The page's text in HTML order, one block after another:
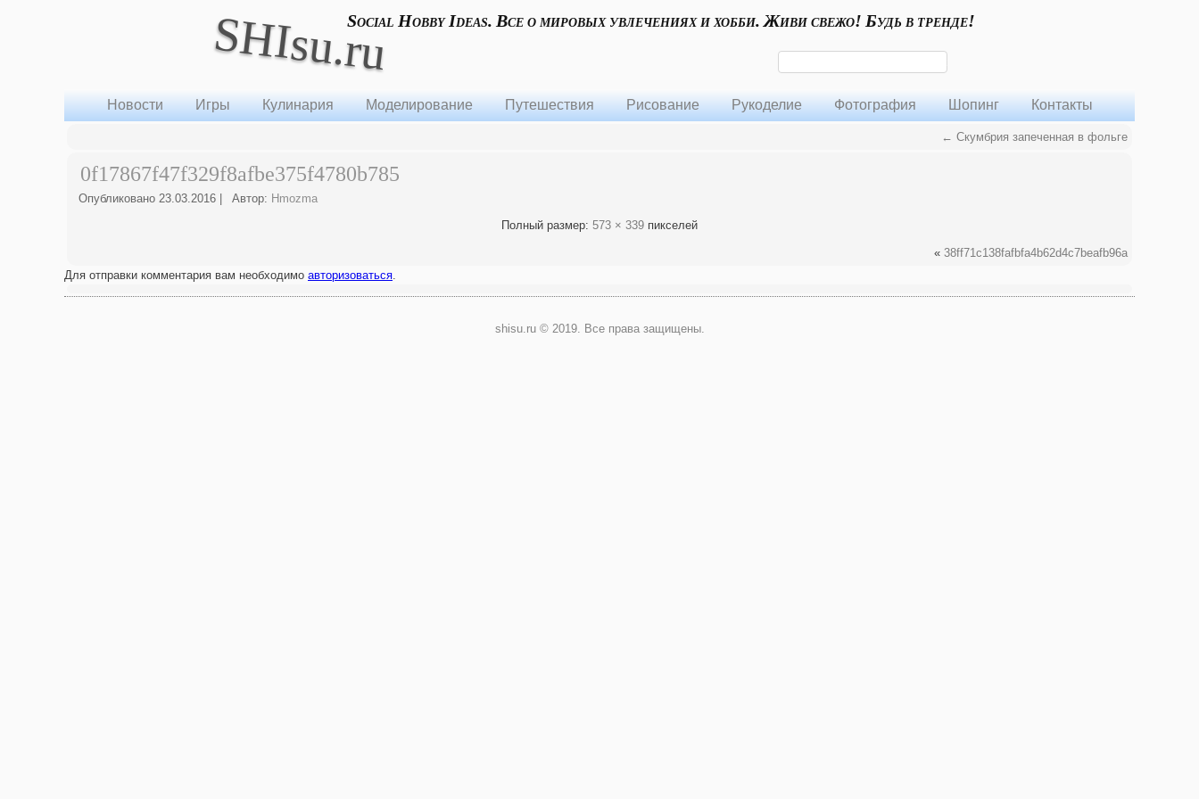
SHIsu.ruSocial Hobby Ideas. Все о мировых увлечениях и хобби. Живи свежо! Будь в тренде!
Новости Игры Кулинария Моделирование Путешествия Рисование Рукоделие Фотография Шопинг Контакты
← Скумбрия запеченная в фольге
0f17867f47f329f8afbe375f4780b785
Опубликовано 23.03.2016 Автор: Hmozma
Полный размер: 573 × 339 пикселей
« 38ff71c138fafbfa4b62d4c7beafb96a
Для отправки комментария вам необходимо авторизоваться.
shisu.ru © 2019. Все права защищены.